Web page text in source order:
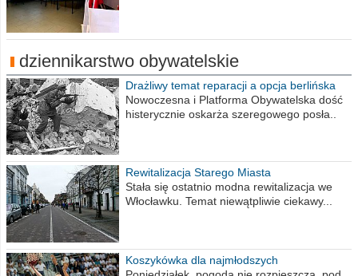
dziennikarstwo obywatelskie
Drażliwy temat reparacji a opcja berlińska
Nowoczesna i Platforma Obywatelska dość
histerycznie oskarża szeregowego posła..
Rewitalizacja Starego Miasta
Stała się ostatnio modna rewitalizacja we
Włocławku. Temat niewątpliwie ciekawy...
Koszykówka dla najmłodszych